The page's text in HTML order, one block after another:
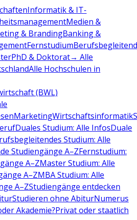
Informatik & IT-
Medien &
& BrandingBanking &
FernstudiumBerufsbegleitend
PhD & Doktorat→ Alle
Alle Hochschulen in
(BWL)
MarketingWirtschaftsinformatik
Duales Studium: Alle InfosDuale
Studium: Alle
Studiengänge A–ZFernstudium:
A–ZMaster Studium: Alle
A–ZMBA Studium: Alle
A–ZStudiengänge entdecken
Studieren ohne AbiturNumerus
Akademie?Privat oder staatlich